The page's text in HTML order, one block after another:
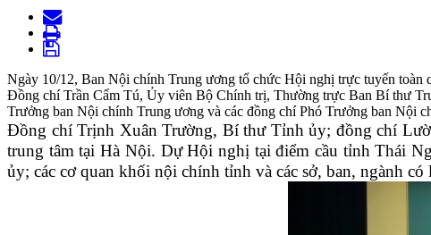
Ngày 10/12, Ban Nội chính Trung ương tổ chức Hội nghị trực tuyến toàn
Đồng chí Trần Cẩm Tú, Ủy viên Bộ Chính trị, Thường trực Ban Bí thư
Trưởng ban Nội chính Trung ương và các đồng chí Phó Trưởng ban Nội
Đồng chí Trịnh Xuân Trường, Bí thư Tỉnh ủy; đồng chí
trung tâm tại Hà Nội. Dự Hội nghị tại điểm cầu tỉnh Thái
ủy; các cơ quan khối nội chính tỉnh và các sở, ban, ngành có